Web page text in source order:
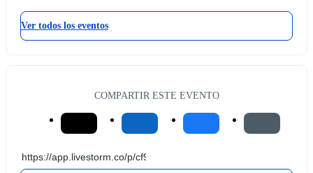
Ver todos los eventos
COMPARTIR ESTE EVENTO